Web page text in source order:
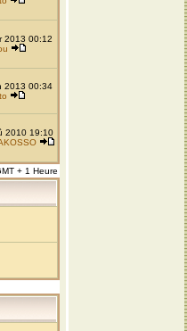
2013 00:12
2013 00:34
2010 19:10
+ 1 Heure